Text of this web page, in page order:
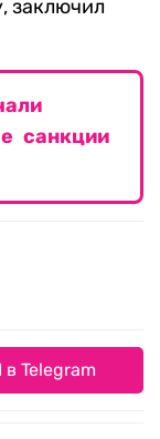
заключил
санкции
Telegram